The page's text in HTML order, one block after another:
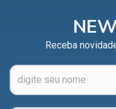
Receba